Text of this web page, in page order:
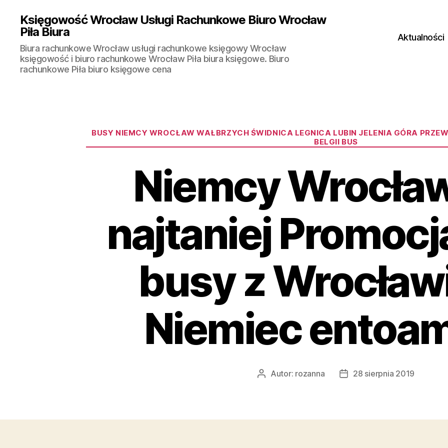
Księgowość Wrocław Usługi Rachunkowe Biuro Wrocław
Piła Biura
Biura rachunkowe Wrocław usługi rachunkowe księgowy Wrocław
księgowość i biuro rachunkowe Wrocław Piła biura księgowe. Biuro
rachunkowe Piła biuro księgowe cena
Aktualności
Kategorie
BUSY NIEMCY WROCŁAW WAŁBRZYCH ŚWIDNICA LEGNICA LUBIN JELENIA GÓRA
BELGII BUS
Niemcy
najtaniej
busy z
Niemiec
AutorAutor: rozanna
Data28 sierpnia 2019